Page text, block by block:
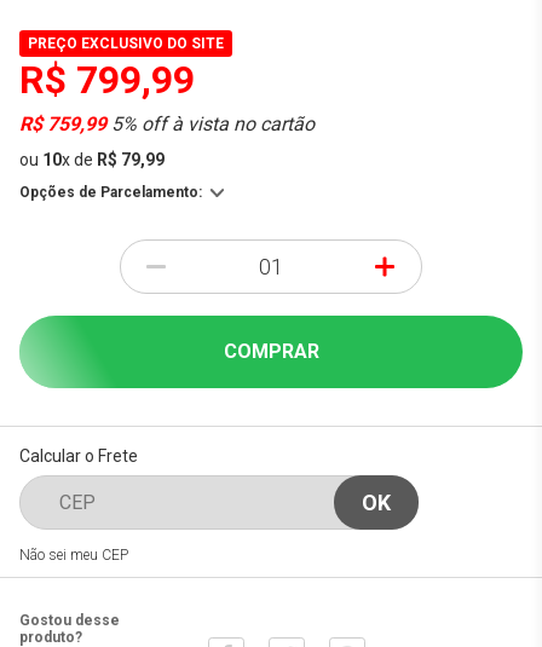
PREÇO EXCLUSIVO DO SITE
R$ 799,99
R$ 759,995% off à vista no cartão
ou 10xde R$ 79,99
Opções de Parcelamento:
- +
COMPRAR
Calcular o Frete
Não sei meu CEP
Gostou desse
produto?